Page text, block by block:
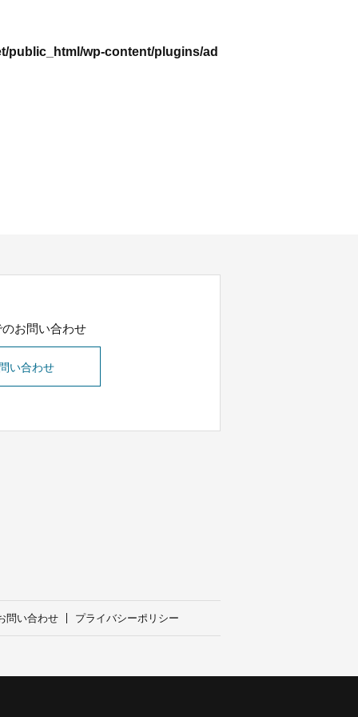
public_html/wp-content/plugins/ad
のお問い合わせ
い合わせ
問い合わせ プライバシーポリシー